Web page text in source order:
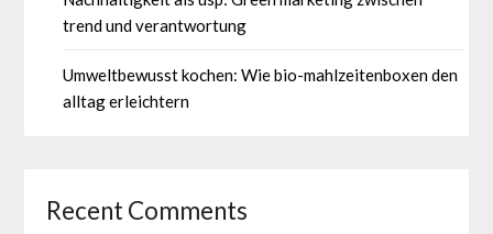
trend und verantwortung
Umweltbewusst kochen: Wie bio-mahlzeitenboxen den
alltag erleichtern
Recent Comments